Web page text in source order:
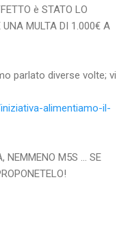
è STATO LO
UNA MULTA DI 1.000€ A
parlato diverse volte; vi
alimentiamo-il-
NEMMENO M5S ... SE